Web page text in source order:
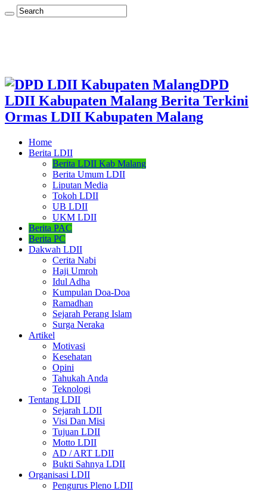
DPD
LDII Kabupaten Malang Berita Terkini
Ormas LDII Kabupaten Malang
Home
Berita LDII
Berita LDII Kab Malang
Berita Umum LDII
Liputan Media
Tokoh LDII
UB LDII
UKM LDII
Berita PAC
Berita PC
Dakwah LDII
Cerita Nabi
Haji Umroh
Idul Adha
Kumpulan Doa-Doa
Ramadhan
Sejarah Perang Islam
Surga Neraka
Artikel
Motivasi
Kesehatan
Opini
Tahukah Anda
Teknologi
Tentang LDII
Sejarah LDII
Visi Dan Misi
Tujuan LDII
Motto LDII
AD / ART LDII
Bukti Sahnya LDII
Organisasi LDII
Pengurus Pleno LDII